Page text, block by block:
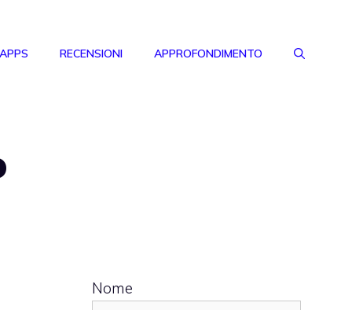
RECENSIONI APPROFONDIMENTO
Nome